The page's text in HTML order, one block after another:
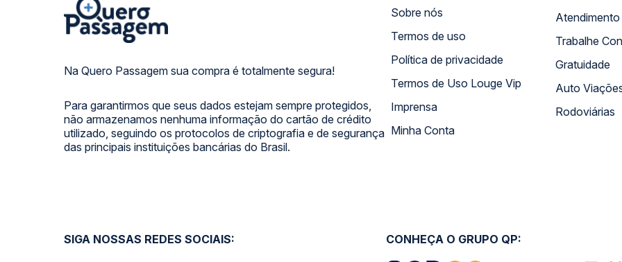
Na Quero Passagem sua compra é totalmente segura!
Para garantirmos que seus dados estejam sempre protegidos,
não armazenamos nenhuma informação do cartão de crédito
utilizado, seguindo os protocolos de criptografia e de segurança
das principais instituições bancárias do Brasil.
Sobre nós
Termos de uso
Política de privacidade
Termos de Uso Louge Vip
Imprensa
Minha Conta
Trabalhe
Gratuidade
Auto
Rodoviárias
SIGA NOSSAS REDES SOCIAIS: CONHEÇA O GRUPO QP: